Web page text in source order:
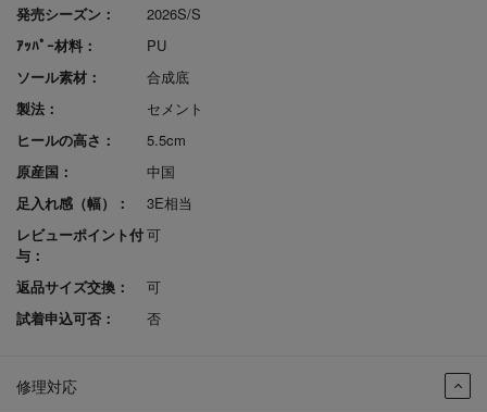
発売シーズン：
2026S/S
ｱｯﾊﾟｰ材料：
PU
ソール素材：
合成底
製法：
セメント
ヒールの高さ：
5.5cm
原産国：
中国
足入れ感（幅）：
3E相当
レビューポイント付
与：
可
返品サイズ交換：
可
試着申込可否：
否
修理対応